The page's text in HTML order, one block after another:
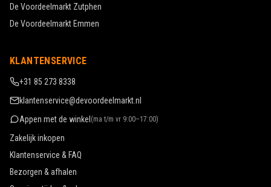
De Voordeelmarkt Zutphen
De Voordeelmarkt Emmen
KLANTENSERVICE
+31 85 273 8338
klantenservice@devoordeelmarkt.nl
Appen met de winkel (ma t/m vr 9:00–17:00)
Zakelijk inkopen
Klantenservice & FAQ
Bezorgen & afhalen